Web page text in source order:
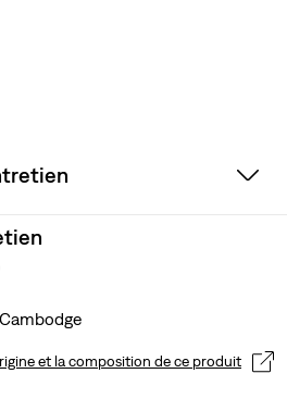
et la composition de ce produit